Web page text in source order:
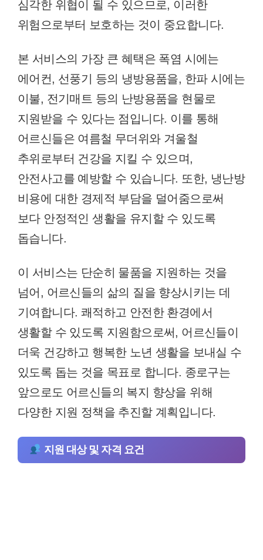
심각한 위협이 될 수 있으므로, 이러한
위험으로부터 보호하는 것이 중요합니다.
본 서비스의 가장 큰 혜택은 폭염 시에는
에어컨, 선풍기 등의 냉방용품을, 한파 시에는
이불, 전기매트 등의 난방용품을 현물로
지원받을 수 있다는 점입니다. 이를 통해
어르신들은 여름철 무더위와 겨울철
추위로부터 건강을 지킬 수 있으며,
안전사고를 예방할 수 있습니다. 또한, 냉난방
비용에 대한 경제적 부담을 덜어줌으로써
보다 안정적인 생활을 유지할 수 있도록
돕습니다.
이 서비스는 단순히 물품을 지원하는 것을
넘어, 어르신들의 삶의 질을 향상시키는 데
기여합니다. 쾌적하고 안전한 환경에서
생활할 수 있도록 지원함으로써, 어르신들이
더욱 건강하고 행복한 노년 생활을 보내실 수
있도록 돕는 것을 목표로 합니다. 종로구는
앞으로도 어르신들의 복지 향상을 위해
다양한 지원 정책을 추진할 계획입니다.
지원 대상 및 자격 요건